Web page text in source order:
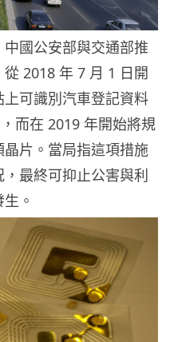
國公安部與交通部推
2018 年 7 月 1 日開
可識別汽車登記資料
而在 2019 年開始將規
片。當局指這項措施
最終可抑止公害與利
。